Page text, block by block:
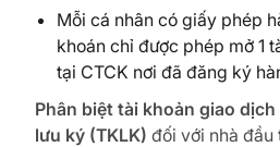
Mỗi cá nhân có giấy phép
khoán chỉ được phép mở 1
tại CTCK nơi đã đăng ký
Phân biệt tài khoản giao dịch
lưu ký (TKLK) đối với nhà đầu